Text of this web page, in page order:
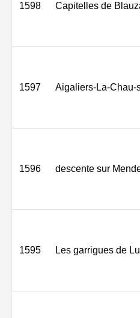
1598 Capitelles de
1597 Aigaliers-La-Chau-
1596 descente sur
1595 Les garrigues de